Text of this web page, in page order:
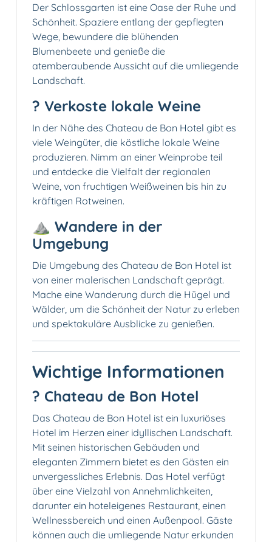
Der Schlossgarten ist eine Oase der Ruhe und
Schönheit. Spaziere entlang der gepflegten
Wege, bewundere die blühenden
Blumenbeete und genieße die
atemberaubende Aussicht auf die umliegende
Landschaft.
? Verkoste lokale Weine
In der Nähe des Chateau de Bon Hotel gibt es
viele Weingüter, die köstliche lokale Weine
produzieren. Nimm an einer Weinprobe teil
und entdecke die Vielfalt der regionalen
Weine, von fruchtigen Weißweinen bis hin zu
kräftigen Rotweinen.
⛰️ Wandere in der
Umgebung
Die Umgebung des Chateau de Bon Hotel ist
von einer malerischen Landschaft geprägt.
Mache eine Wanderung durch die Hügel und
Wälder, um die Schönheit der Natur zu erleben
und spektakuläre Ausblicke zu genießen.
Wichtige Informationen
? Chateau de Bon Hotel
Das Chateau de Bon Hotel ist ein luxuriöses
Hotel im Herzen einer idyllischen Landschaft.
Mit seinen historischen Gebäuden und
eleganten Zimmern bietet es den Gästen ein
unvergessliches Erlebnis. Das Hotel verfügt
über eine Vielzahl von Annehmlichkeiten,
darunter ein hoteleigenes Restaurant, einen
Wellnessbereich und einen Außenpool. Gäste
können auch die umliegende Natur erkunden